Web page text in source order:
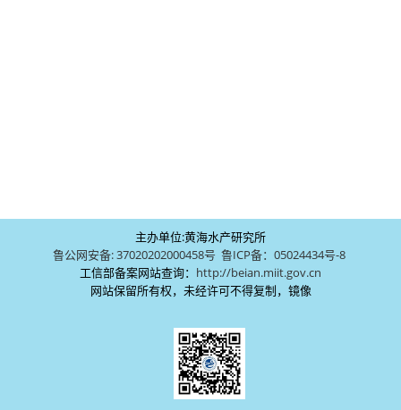
主办单位:黄海水产研究所
鲁公网安备: 37020202000458号 鲁ICP备：05024434号-8
工信部备案网站查询： http://beian.miit.gov.cn
网站保留所有权，未经许可不得复制，镜像